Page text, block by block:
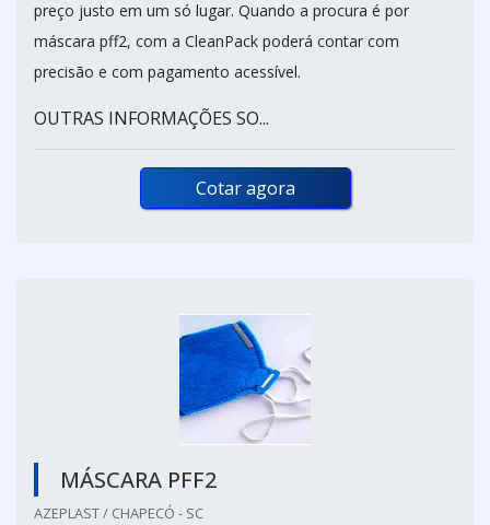
preço justo em um só lugar. Quando a procura é por
máscara pff2, com a CleanPack poderá contar com
precisão e com pagamento acessível.
OUTRAS INFORMAÇÕES SO...
Cotar agora
MÁSCARA PFF2
AZEPLAST / CHAPECÓ - SC